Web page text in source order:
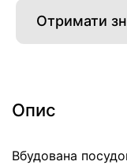
Отримати
Опис
Вбудована